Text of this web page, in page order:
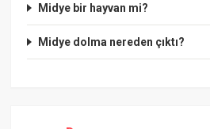
Midye bir hayvan mi?
Midye dolma nereden çıktı?